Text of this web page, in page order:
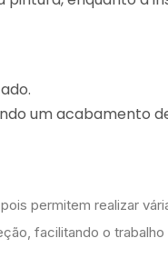
um acabamento
permitem realizar
facilitando o trabalho